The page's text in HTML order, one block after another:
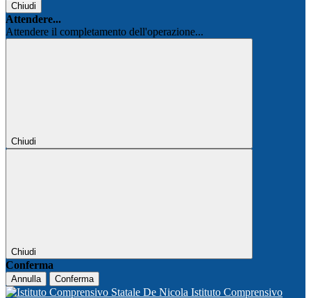
Chiudi
Attendere...
Attendere il completamento dell'operazione...
Chiudi
Chiudi
Conferma
Annulla Conferma
Istituto Comprensivo